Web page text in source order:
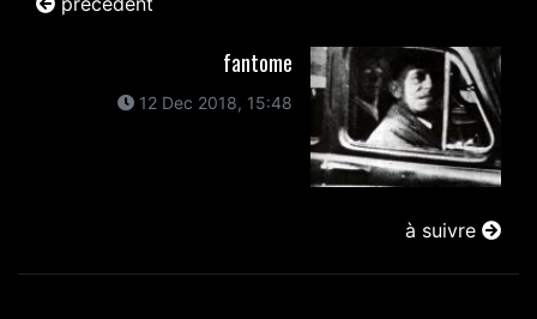
fantome
12 Dec 2018, 15:48
à suivre